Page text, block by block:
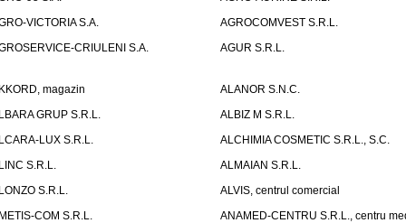
VICTORIA S.A.
AGROCOMVEST S.R.L.
CRIULENI S.A.
AGUR S.R.L.
magazin
ALANOR S.N.C.
GRUP S.R.L.
ALBIZ M S.R.L.
LUX S.R.L.
ALCHIMIA COSMETIC S.R.L., S.C.
S.R.L.
ALMAIAN S.R.L.
S.R.L.
ALVIS, centrul comercial
COM S.R.L.
ANAMED-CENTRU S.R.L., centru